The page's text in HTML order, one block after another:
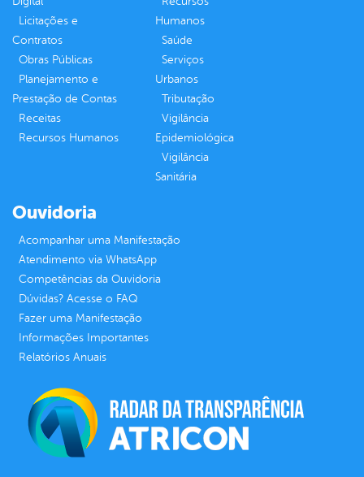
Licitações e
Contratos
Obras Públicas
Planejamento e
Prestação de Contas
Receitas
Recursos Humanos
Humanos
Saúde
Serviços
Urbanos
Tributação
Vigilância
Epidemiológica
Vigilância
Sanitária
Ouvidoria
Acompanhar uma Manifestação
Atendimento via WhatsApp
Competências da Ouvidoria
Dúvidas? Acesse o FAQ
Fazer uma Manifestação
Informações Importantes
Relatórios Anuais